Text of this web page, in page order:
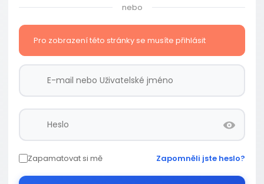
nebo
Pro zobrazení této stránky se musíte přihlásit
Zapamatovat si mě Zapomněli jste heslo?